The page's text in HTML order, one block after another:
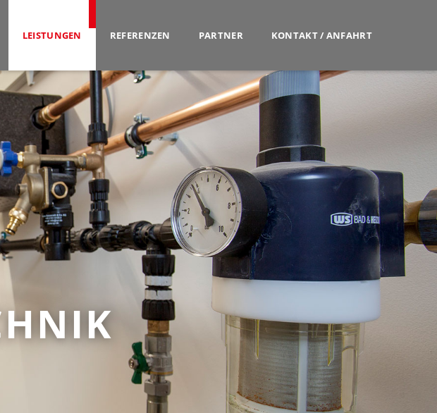
LEISTUNGEN
SANIERUNG HAUSTECHNIK
REFERENZEN PARTNER KONTAKT / ANFAHRT